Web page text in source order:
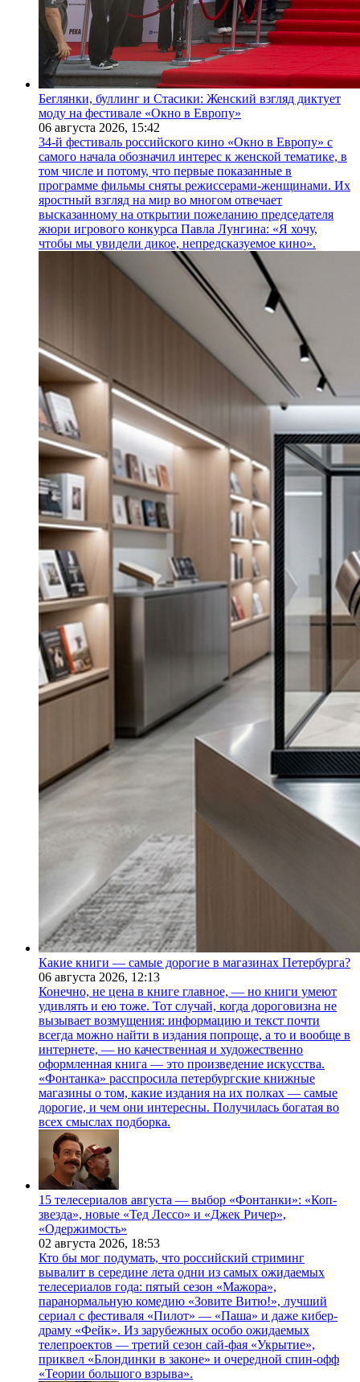
Беглянки, буллинг и Стасики: Женский взгляд диктует
моду на фестивале «Окно в Европу»
06 августа 2026, 15:42
34-й фестиваль российского кино «Окно в Европу» с
самого начала обозначил интерес к женской тематике, в
том числе и потому, что первые показанные в
программе фильмы сняты режиссерами-женщинами. Их
яростный взгляд на мир во многом отвечает
высказанному на открытии пожеланию председателя
жюри игрового конкурса Павла Лунгина: «Я хочу,
чтобы мы увидели дикое, непредсказуемое кино».
Какие книги — самые дорогие в магазинах Петербурга?
06 августа 2026, 12:13
Конечно, не цена в книге главное, — но книги умеют
удивлять и ею тоже. Тот случай, когда дороговизна не
вызывает возмущения: информацию и текст почти
всегда можно найти в издания попроще, а то и вообще в
интернете, — но качественная и художественно
оформленная книга — это произведение искусства.
«Фонтанка» расспросила петербургские книжные
магазины о том, какие издания на их полках — самые
дорогие, и чем они интересны. Получилась богатая во
всех смыслах подборка.
15 телесериалов августа — выбор «Фонтанки»: «Коп-
звезда», новые «Тед Лессо» и «Джек Ричер»,
«Одержимость»
02 августа 2026, 18:53
Кто бы мог подумать, что российский стриминг
вывалит в середине лета одни из самых ожидаемых
телесериалов года: пятый сезон «Мажора»,
паранормальную комедию «Зовите Витю!», лучший
сериал с фестиваля «Пилот» — «Паша» и даже кибер-
драму «Фейк». Из зарубежных особо ожидаемых
телепроектов — третий сезон сай-фая «Укрытие»,
приквел «Блондинки в законе» и очередной спин-офф
«Теории большого взрыва».